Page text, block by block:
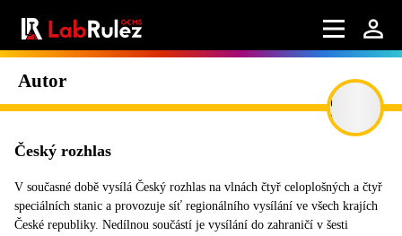
Autor
Český rozhlas
V současné době vysílá Český rozhlas na vlnách čtyř celoplošných a čtyř
speciálních stanic a provozuje síť regionálního vysílání ve všech krajích
České republiky. Nedílnou součástí je vysílání do zahraničí v šesti